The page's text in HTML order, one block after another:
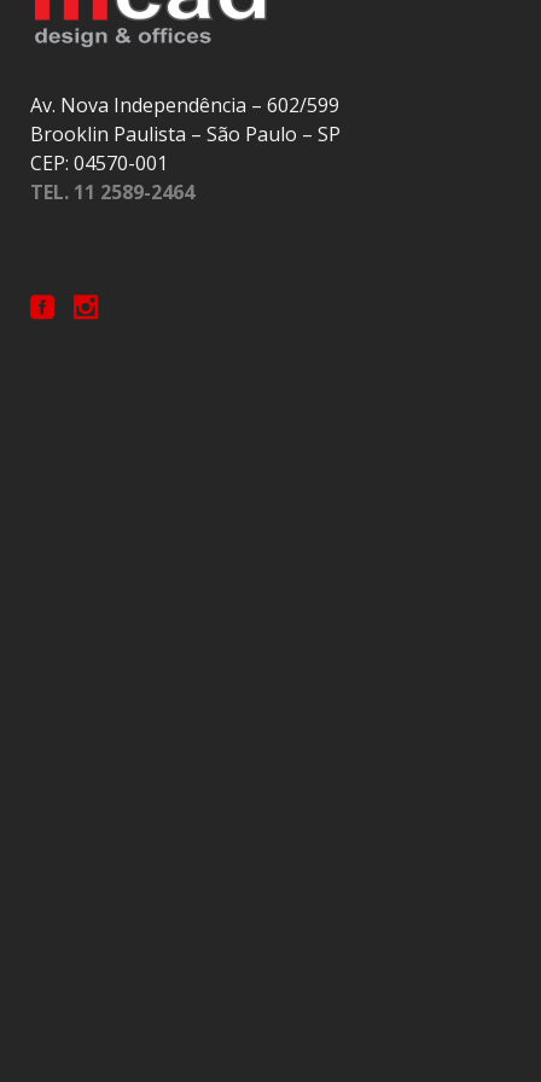
Av. Nova Independência – 602/599
Brooklin Paulista – São Paulo – SP
CEP: 04570-001
TEL. 11 2589-2464